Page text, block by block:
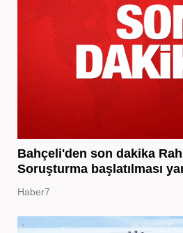
Bahçeli'den son dakika
Soruşturma başlatılması
Haber7